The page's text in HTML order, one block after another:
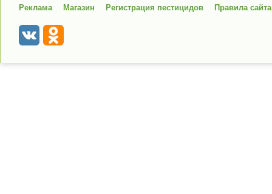
Реклама Магазин Регистрация пестицидов Правила сайта